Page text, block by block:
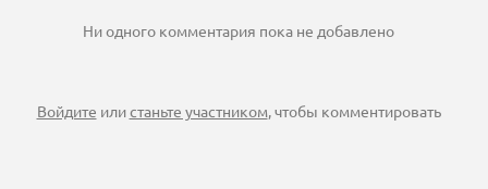
Ни одного комментария пока не добавлено
Войдите илистаньте участником, чтобы комментировать